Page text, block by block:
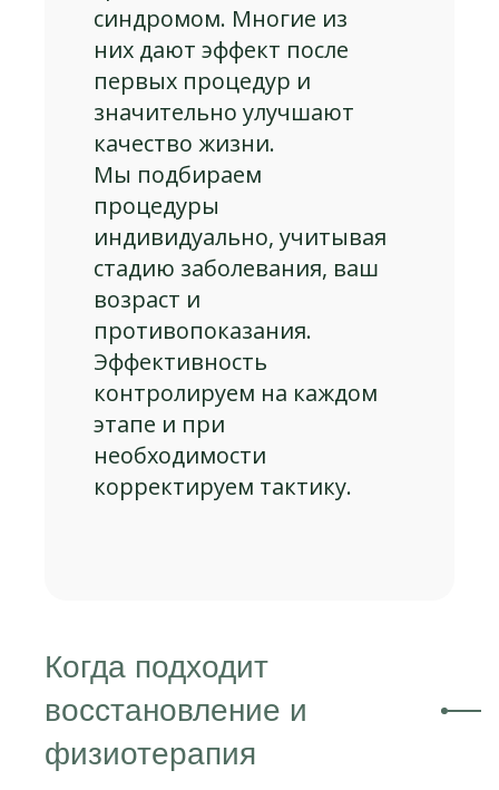
синдромом. Многие из
них дают эффект после
первых процедур и
значительно улучшают
качество жизни.
Мы подбираем
процедуры
индивидуально, учитывая
стадию заболевания, ваш
возраст и
противопоказания.
Эффективность
контролируем на каждом
этапе и при
необходимости
корректируем тактику.
Когда подходит
восстановление и
физиотерапия